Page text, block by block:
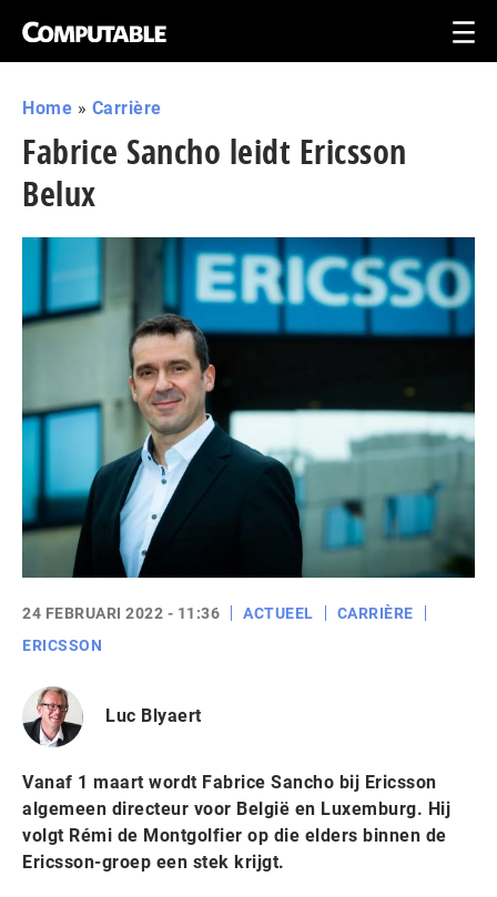
Home » Carrière
Fabrice Sancho leidt Ericsson
Belux
24 FEBRUARI 2022 - 11:36 ACTUEEL
CARRIÈRE
ERICSSON
Luc Blyaert
Vanaf 1 maart wordt Fabrice Sancho bij Ericsson
algemeen directeur voor België en Luxemburg. Hij
volgt Rémi de Montgolfier op die elders binnen de
Ericsson-groep een stek krijgt.